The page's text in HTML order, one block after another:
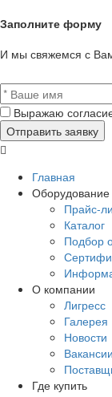
Заполните форму
И мы свяжемся с
Выражаю
Главная
Оборудование
Прайс-
Каталог
Подбор
О компании
Лигресс
Галерея
Новости
Вакансии
Где купить